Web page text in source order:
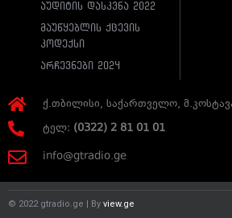
აუდიტის დასკვნა 2022
მაუწყებლის ქცევის
კოდექსი
არჩევნები 2024
ქ.თბილისი, საქართველო,
ტელ: (0322) 2 81 01 01
info@gtradio.ge
© 2022 gtradio.ge | By view.ge